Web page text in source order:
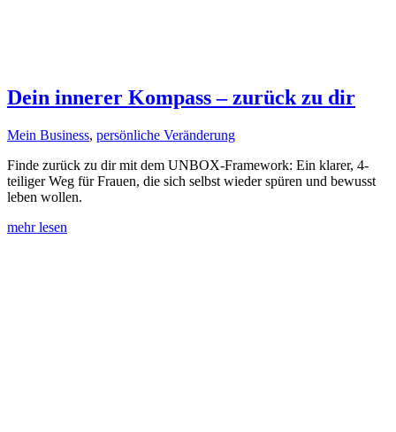
Dein innerer Kompass – zurück zu dir
Mein Business, persönliche Veränderung
Finde zurück zu dir mit dem UNBOX-Framework: Ein klarer, 4-
teiliger Weg für Frauen, die sich selbst wieder spüren und bewusst
leben wollen.
mehr lesen